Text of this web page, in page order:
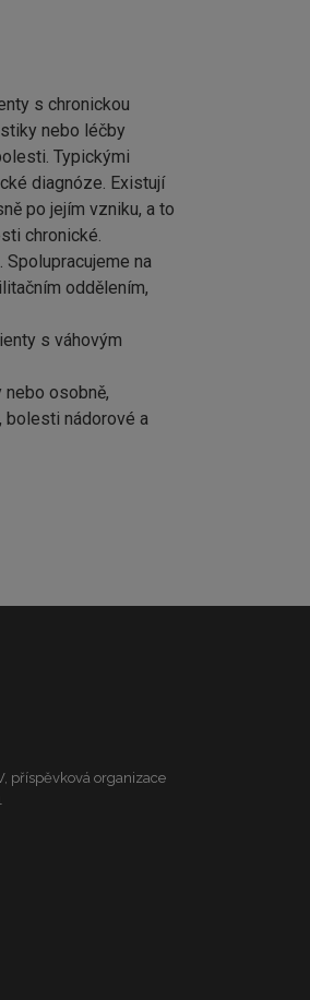
s chronickou
nebo léčby
Typickými
diagnóze. Existují
po jejím vzniku, a to
chronické.
na
oddělením,
s váhovým
osobně,
bolesti nádorové a
příspěvková organizace